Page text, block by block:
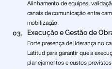
Alinhamento de equipes,
canais de comunicação entre
mobilização.
03. Execução e Gestão de
Forte presença de liderança no
Latitud para garantir que a
planejamentos e custos previstos.